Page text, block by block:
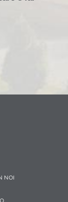
NOI